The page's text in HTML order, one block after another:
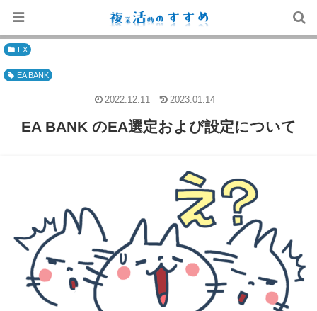
FX
EA BANK
EA BANK のEA選定および設定について
2022.12.11 2023.01.14